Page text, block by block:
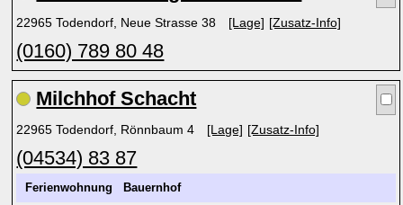
22965 Todendorf, Neue Strasse 38 [Lage] [Zusatz-Info]
(0160) 789 80 48
Milchhof Schacht
22965 Todendorf, Rönnbaum 4 [Lage] [Zusatz-Info]
(04534) 83 87
Ferienwohnung Bauernhof